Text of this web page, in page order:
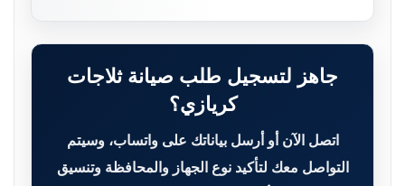
جاهز لتسجيل طلب صيانة ثلاجات
كريازي؟
اتصل الآن أو أرسل بياناتك على واتساب، وسيتم
التواصل معك لتأكيد نوع الجهاز والمحافظة وتنسيق